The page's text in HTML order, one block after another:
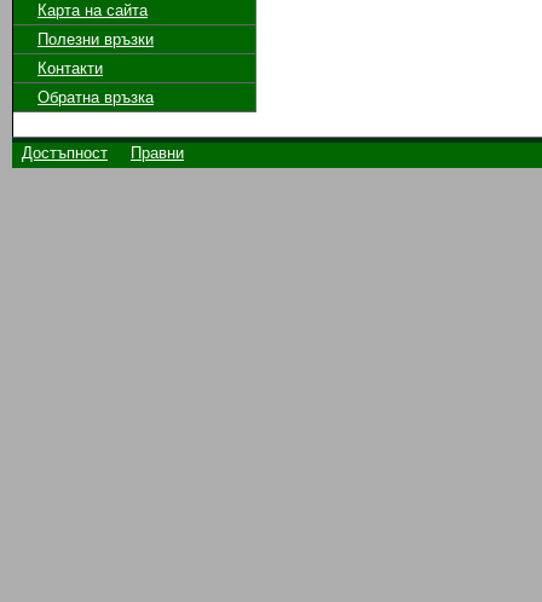
Карта на сайта
Полезни връзки
Контакти
Обратна връзка
Достъпност Правни